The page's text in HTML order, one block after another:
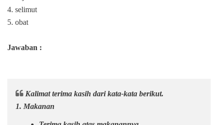
4. selimut
5. obat
Jawaban :
Kalimat terima kasih dari kata-kata berikut.
1. Makanan